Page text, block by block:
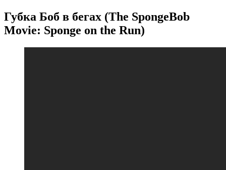
Губка Боб в бегах (The SpongeBob
Movie: Sponge on the Run)